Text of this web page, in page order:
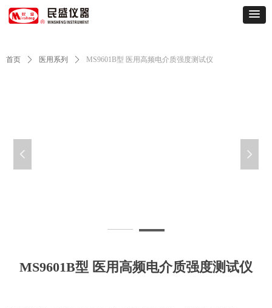
首页 ꄲ 医用系列 ꄲ MS9601B型 医用高频电介质强度测试仪
MS9601B型 医用高频电介质强度测试仪
넳 넲